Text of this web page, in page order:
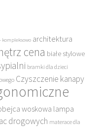
kompleksowo architektura
cena białe stylowe
bramki dla dzieci
Czyszczenie kanapy
woskowa lampa
drogowych materace dla